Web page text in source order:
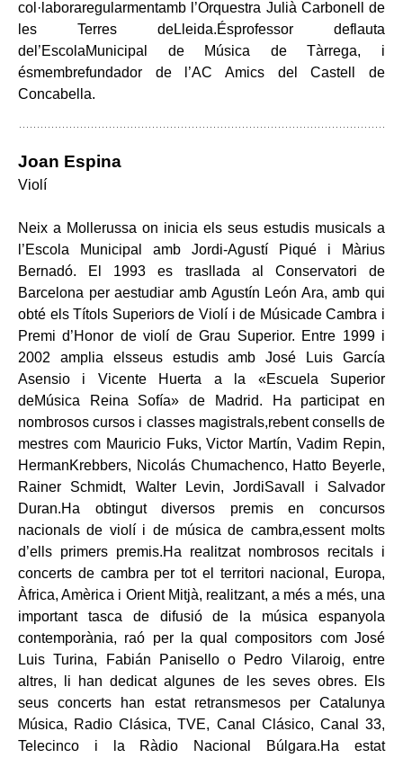
col·laboraregularmentamb l’Orquestra Julià Carbonell de
les Terres deLleida.Ésprofessor deflauta
del’EscolaMunicipal de Música de Tàrrega, i
ésmembrefundador de l’AC Amics del Castell de
Concabella.
Joan Espina
Violí
Neix a Mollerussa on inicia els seus estudis musicals a
l’Escola Municipal amb Jordi-Agustí Piqué i Màrius
Bernadó. El 1993 es trasllada al Conservatori de
Barcelona per aestudiar amb Agustín León Ara, amb qui
obté els Títols Superiors de Violí i de Músicade Cambra i
Premi d’Honor de violí de Grau Superior. Entre 1999 i
2002 amplia elsseus estudis amb José Luis García
Asensio i Vicente Huerta a la «Escuela Superior
deMúsica Reina Sofía» de Madrid. Ha participat en
nombrosos cursos i classes magistrals,rebent consells de
mestres com Mauricio Fuks, Victor Martín, Vadim Repin,
HermanKrebbers, Nicolás Chumachenco, Hatto Beyerle,
Rainer Schmidt, Walter Levin, JordiSavall i Salvador
Duran.Ha obtingut diversos premis en concursos
nacionals de violí i de música de cambra,essent molts
d’ells primers premis.Ha realitzat nombrosos recitals i
concerts de cambra per tot el territori nacional, Europa,
Àfrica, Amèrica i Orient Mitjà, realitzant, a més a més, una
important tasca de difusió de la música espanyola
contemporània, raó per la qual compositors com José
Luis Turina, Fabián Panisello o Pedro Vilaroig, entre
altres, li han dedicat algunes de les seves obres. Els
seus concerts han estat retransmesos per Catalunya
Música, Radio Clásica, TVE, Canal Clásico, Canal 33,
Telecinco i la Ràdio Nacional Búlgara.Ha estat